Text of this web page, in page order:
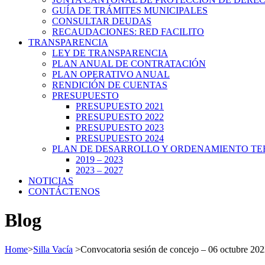
GUÍA DE TRÁMITES MUNICIPALES
CONSULTAR DEUDAS
RECAUDACIONES: RED FACILITO
TRANSPARENCIA
LEY DE TRANSPARENCIA
PLAN ANUAL DE CONTRATACIÓN
PLAN OPERATIVO ANUAL
RENDICIÓN DE CUENTAS
PRESUPUESTO
PRESUPUESTO 2021
PRESUPUESTO 2022
PRESUPUESTO 2023
PRESUPUESTO 2024
PLAN DE DESARROLLO Y ORDENAMIENTO
2019 – 2023
2023 – 2027
NOTICIAS
CONTÁCTENOS
Blog
Home>Silla Vacía >Convocatoria sesión de concejo – 06 octubre